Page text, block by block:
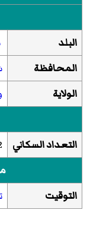
البلد
المحافظة
الولاية
التعداد السكاني
التوقيت